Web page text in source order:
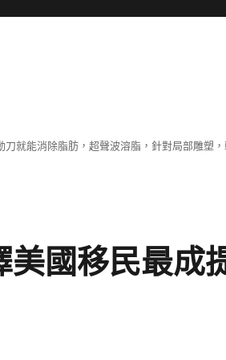
就能消除脂肪，超聲波溶脂，針對局部雕塑，
國移民最成